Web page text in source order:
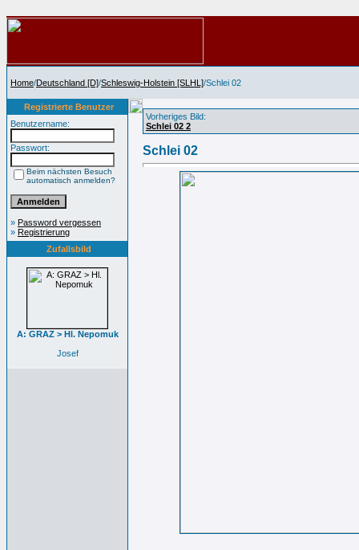
Home/Deutschland [D]/Schleswig-Holstein [SLHL]/Schlei 02
Registrierte Benutzer
Benutzername:
Passwort:
Beim nächsten Besuch
automatisch anmelden?
» Password vergessen
» Registrierung
Zufallsbild
A: GRAZ > Hl. Nepomuk
Josef
Vorheriges Bild:
Schlei 02 2
Schlei 02